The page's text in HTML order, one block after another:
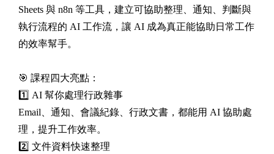
Sheets 與 n8n 等工具，建立可協助整理、通知、判斷與
執行流程的 AI 工作流，讓 AI 成為真正能協助日常工作
的效率幫手。
🎯 課程四大亮點：
1️⃣ AI 幫你處理行政雜事
Email、通知、會議紀錄、行政文書，都能用 AI 協助處
理，提升工作效率。
2️⃣ 文件資料快速整理